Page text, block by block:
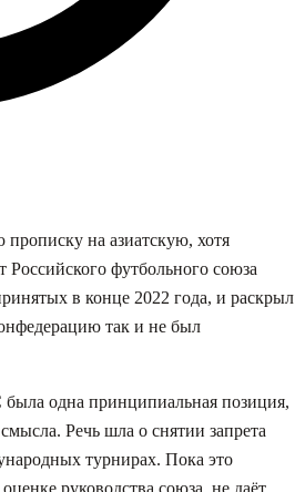
на азиатскую, хотя
Российского футбольного союза
в конце 2022 года, и раскрыл
так и не был
одна принципиальная позиция,
Речь шла о снятии запрета
турнирах. Пока это